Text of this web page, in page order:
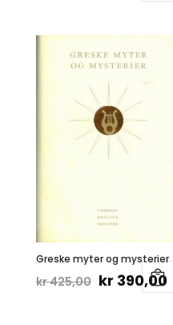
Greske myter og mysterier
kr425,00 kr 390,00